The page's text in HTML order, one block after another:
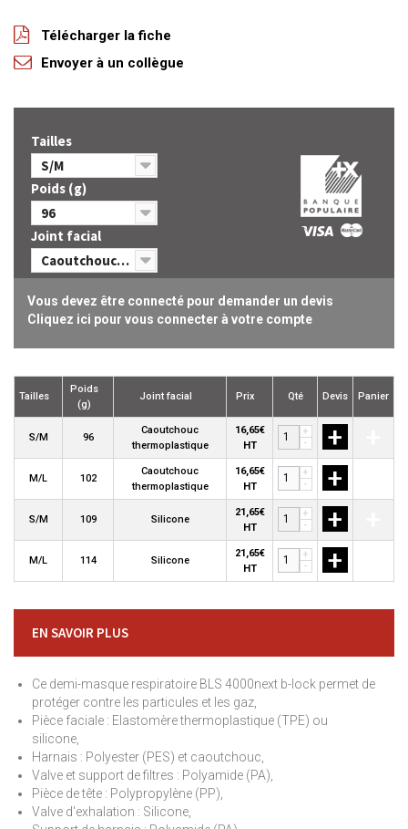
Télécharger la fiche
Envoyer à un collègue
Tailles
S/M
Poids (g)
96
Joint facial
Caoutchouc thermoplastique
Vous devez être connecté pour demander un devis
Cliquez ici pour vous connecter à votre compte
Tailles
Poids
(g)
Joint facial Prix Qté Devis Panier
S/M 96
Caoutchouc
thermoplastique
16,65€
HT
+
-
+
M/L 102
Caoutchouc
thermoplastique
16,65€
HT
+
-
+
S/M 109 Silicone
21,65€
HT
+
-
+
M/L 114 Silicone
21,65€
HT
+
-
+
EN SAVOIR PLUS
Ce demi-masque respiratoire BLS 4000next b-lock permet de
protéger contre les particules et les gaz,
Pièce faciale : Elastomère thermoplastique (TPE) ou
silicone,
Harnais : Polyester (PES) et caoutchouc,
Valve et support de filtres : Polyamide (PA),
Pièce de tête : Polypropylène (PP),
Valve d'exhalation : Silicone,